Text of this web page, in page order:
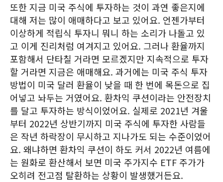
또한 지금 미국 주식에 투자하는 것이 과연 좋은지에
대해 저는 많이 애매하다고 보고 있어요. 언젠가부터
이상하게 적립식 투자니 뭐니 하는 소리가 나돌고 있
고 이게 진리처럼 여겨지고 있어요. 그러나 환율까지
포함해서 단타칠 거라면 모르겠지만 지속적으로 투자
할 거라면 지금은 애매해요. 과거에는 미국 주식 투자
방법이 미국 달러 환율이 낮을 때 한 번에 목돈으로 집
어넣고 놔두는 거였어요. 환차익 쿠션이라는 안전장치
를 달고 투자하는 방식이었어요. 실제로 2021년 겨울
부터 2022년 상반기까지 미국 주식에 투자한 사람들
은 작년 하락장이 무시하고 지나가도 되는 수준이었어
요. 왜냐하면 환차익 쿠션이 하도 커서 2022년 여름에
는 원화로 환산해서 보면 미국 주가지수 ETF 주가가
오히려 전고점 탈환하는 상황이 발생했거든요.